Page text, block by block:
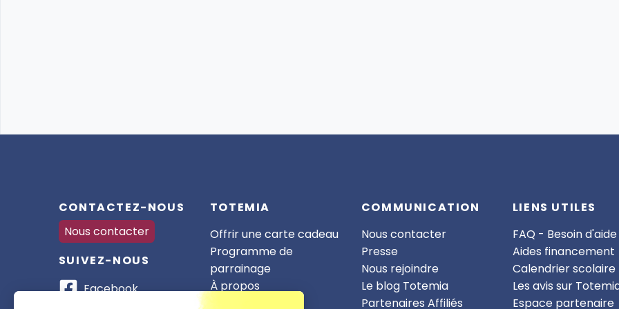
CONTACTEZ-NOUS
Nous contacter
SUIVEZ-NOUS
Facebook
TOTEMIA
Offrir une carte cadeau
Programme de
parrainage
À propos
COMMUNICATION
Nous contacter
Presse
Nous rejoindre
Le blog Totemia
Partenaires Affiliés
LIENS UTILES
FAQ - Besoin d'aide
Aides financement
Calendrier scolaire
Les avis sur
Espace partenaire